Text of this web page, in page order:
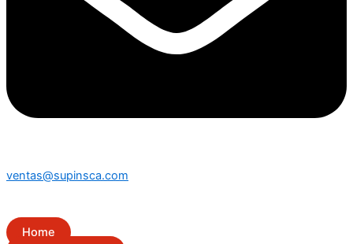
ventas@supinsca.com
Home